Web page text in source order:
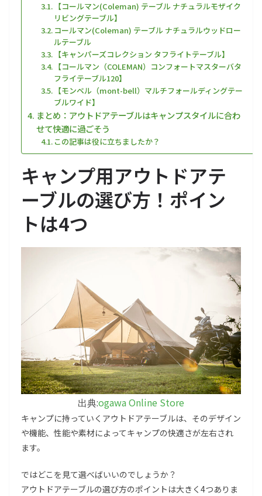
【コールマン(Coleman) テーブル ナチュラルモザイク
リビングテーブル】
コールマン(Coleman) テーブル ナチュラルウッドロー
ルテーブル
【キャンパーズコレクション タフライトテーブル】
【コールマン（COLEMAN）コンフォートマスターバタ
フライテーブル120】
【モンベル（mont-bell）マルチフォールディングテー
ブルワイド】
まとめ：アウトドアテーブルはキャンプスタイルに合わ
せて快適に過ごそう
この記事は役に立ちましたか？
キャンプ用アウトドアテ
ーブルの選び方！ポイン
トは4つ
出典:ogawa Online Store
キャンプに持っていくアウトドアテーブルは、そのデザイン
や機能、性能や素材によってキャンプの快適さが左右され
ます。
ではどこを見て選べばいいのでしょうか？
アウトドアテーブルの選び方のポイントは大きく4つありま